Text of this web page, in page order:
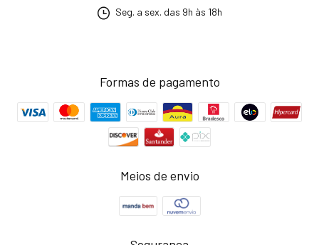
Seg. a sex. das 9h às 18h
Formas de pagamento
Meios de envio